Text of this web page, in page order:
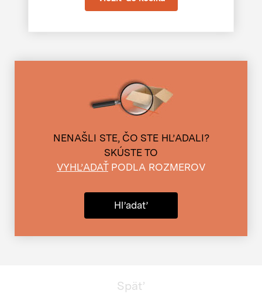
NENAŠLI STE, ČO STE HĽADALI?
SKÚSTE TO
VYHĽADAŤPODLA ROZMEROV
Hľadať
Späť